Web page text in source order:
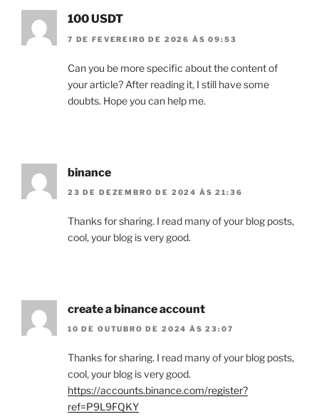
100 USDT
7 DE FEVEREIRO DE 2026 ÀS 09:53
Can you be more specific about the content of
your article? After reading it, I still have some
doubts. Hope you can help me.
binance
23 DE DEZEMBRO DE 2024 ÀS 21:36
Thanks for sharing. I read many of your blog posts,
cool, your blog is very good.
create a binance account
10 DE OUTUBRO DE 2024 ÀS 23:07
Thanks for sharing. I read many of your blog posts,
cool, your blog is very good.
https://accounts.binance.com/register?
ref=P9L9FQKY